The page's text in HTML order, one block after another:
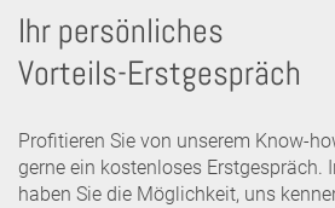
Ihr persönliches
Vorteils-Erstgespräch
Profitieren Sie von unserem Know-
gerne ein kostenloses Erstgespräch.
haben Sie die Möglichkeit, uns